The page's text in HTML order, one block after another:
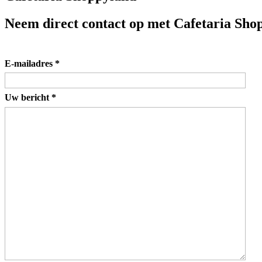
Neem direct contact op met Cafetaria
E-mailadres *
Uw bericht *